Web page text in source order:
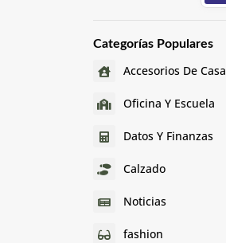
Categorías Populares
Accesorios De Casa
Oficina Y Escuela
Datos Y Finanzas
Calzado
Noticias
fashion